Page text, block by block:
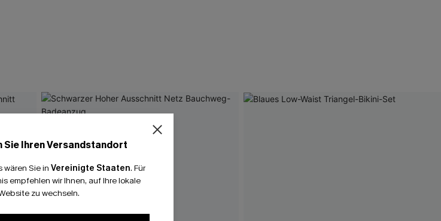
Sie Ihren Versandstandort
wären Sie in Vereinigte Staaten. Für
empfehlen wir Ihnen, auf Ihre lokale
zu wechseln.